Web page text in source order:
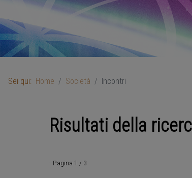
Sei qui: Home Società Incontri
Risultati della
- Pagina 1 / 3